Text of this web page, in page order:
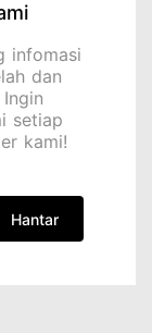
infomasi
dan
setiap
kami!
Hantar